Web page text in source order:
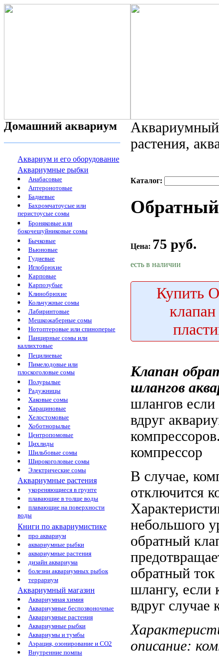
Домашний аквариум
Аквариум и его оборудование
Аквариумные рыбки
Анабасовые
Аптеронотовые
Бадиевые
Бахромчатоусые или
перистоусые сомы
Броняковые или
бокочешуйниковые сомы
Бычковые
Вьюновые
Гудиевые
Иглобрюхие
Карповые
Карпозубые
Клинобрюхие
Кольчужные сомы
Лабиринтовые
Мешкожаберные сомы
Нотоптеровые или спиноперые
Панцирные сомы или
каллихтовые
Пецилиевые
Пимелодовые или
плоскоголовые сомы
Полурылые
Радужницы
Хаковые сомы
Харациновые
Хелостомовые
Хоботнорылые
Центропомовые
Цихлиды
Шильбовые сомы
Широкоголовые сомы
Электрические сомы
Аквариумные растения
укореняющиеся в грунте
плавающие в толще воды
плавающие на поверхности
воды
Книги по аквариумистике
про аквариум
аквариумные рыбки
аквариумные растения
дизайн аквариума
болезни аквариумных рыбок
террариум
Аквариумный магазин
Аквариумная химия
Аквариумные беспозвоночные
Аквариумные растения
Аквариумные рыбки
Аквариумы и тумбы
Аэрация, озонирование и CO2
Внутренние помпы
растения,
Каталог:
Цена: 75 руб.
есть в наличии
Купить
Клапан
шлангов
шлангов
вдруг
компрессор
В случае,
отключится
небольшого
обратный
обратный
шлангу, если
вдруг случае
описание: